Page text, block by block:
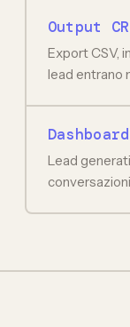
Output
Export CSV,
lead entrano
Lead